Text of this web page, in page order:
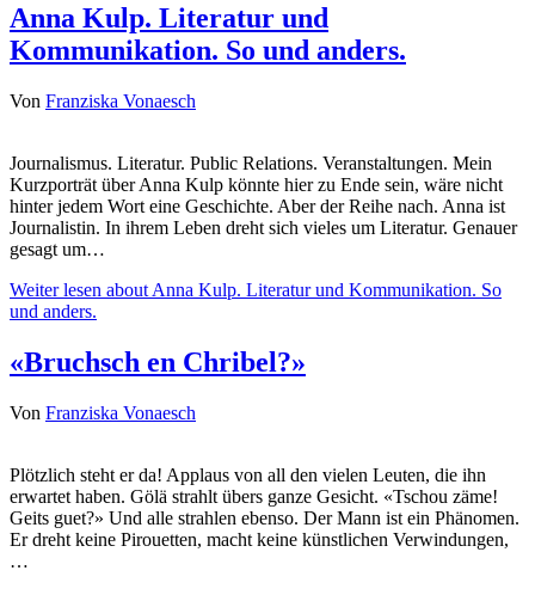
Anna Kulp. Literatur und
Kommunikation. So und anders.
Von Franziska Vonaesch
Journalismus. Literatur. Public Relations. Veranstaltungen. Mein
Kurzporträt über Anna Kulp könnte hier zu Ende sein, wäre nicht
hinter jedem Wort eine Geschichte. Aber der Reihe nach. Anna ist
Journalistin. In ihrem Leben dreht sich vieles um Literatur. Genauer
gesagt um…
Weiter lesen about Anna Kulp. Literatur und Kommunikation. So
und anders.
«Bruchsch en Chribel?»
Von Franziska Vonaesch
Plötzlich steht er da! Applaus von all den vielen Leuten, die ihn
erwartet haben. Gölä strahlt übers ganze Gesicht. «Tschou zäme!
Geits guet?» Und alle strahlen ebenso. Der Mann ist ein Phänomen.
Er dreht keine Pirouetten, macht keine künstlichen Verwindungen,
…